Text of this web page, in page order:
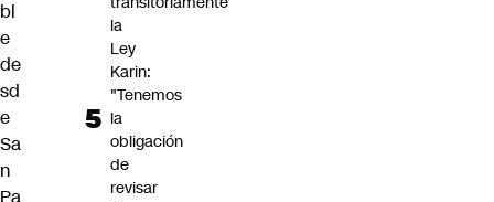
bl
e
de
sd
e
Sa
n
la
Ley
Karin:
"Tenemos
la
obligación
de
revisar